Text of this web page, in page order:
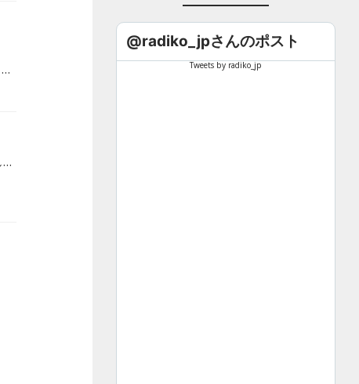
徳光和夫さんがパーソナリティを務める『徳光和夫 とくモリ！歌謡サタデー』（ニッポン放送）。9月2日（土）の放送は、ウッチャンナンチャン・南原清隆さんがゲスト出演しました。（ニッポン放送『徳光和夫 とくモリ！歌謡サタデー』2023年9月2日放送分）
2月9日のとくモリは、新生・純烈が登場！再起のスタジオライブ！ 元メンバーへの想いを吐露した涙の記者会見から半月・・・ 純烈メンバー4人が総登場！ 青春時代に影響を受けたあの年のヒット曲を振り返るとともに、 辞めていったメンバーへの想いを語るとともに、 再出発へ向けて新たな誓いを胸に、心を込めてスタジオで生歌を披露します
@radiko_jpさんのポスト
Tweets by radiko_jp